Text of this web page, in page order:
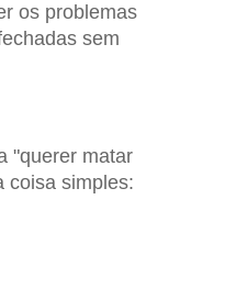
os problemas
sem
"querer matar
coisa simples: